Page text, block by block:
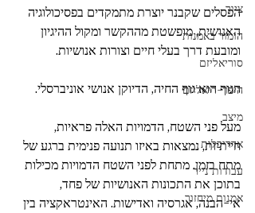
ציור
הומור באמנות
סוריאליזם
היפר-ריאליזם
מיצב
אדריכלות
עבודות נייר
אמנות מיחזור
הפסלים שקבנר יוצרת מתמקדים בפסיכולוגיה
האנושית, מופשטת מההקשר ומקול ההיגיון
ומובעת דרך בעלי חיים וצורות אנושיות.
הגוף הוא גוף החיה, הדיוקן אנושי אוניברסלי.
מעל פני השטח, הדמויות האלה פראיות,
חייתיות, נמצאות באיזו תנועה פנימית ברגע של
מתח בזמן. מתחת לפני השטח הדמויות מכילות
בתוכן את התכונות האנושיות של פחד,
אי-הבנה, אגרסיה ואדישות. האינטראקציה בין